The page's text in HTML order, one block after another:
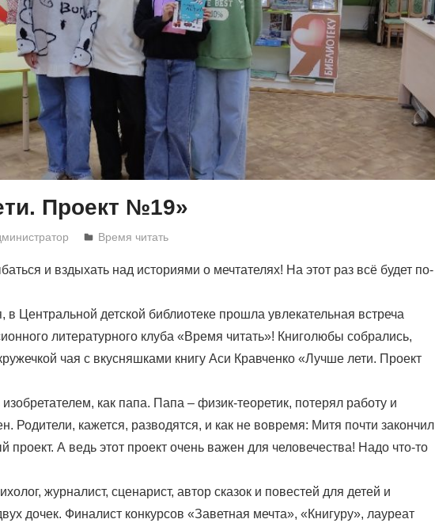
Проект №19»
Время читать
и вздыхать над историями о мечтателях! На этот раз всё будет по-
в Центральной детской библиотеке прошла увлекательная встреча
литературного клуба «Время читать»! Книголюбы собрались,
чая с вкусняшками книгу Аси Кравченко «Лучше лети. Проект
изобретателем, как папа. Папа – физик-теоретик, потерял работу и
Родители, кажется, разводятся, и как не вовремя: Митя почти закончил
проект. А ведь этот проект очень важен для человечества! Надо что-то
журналист, сценарист, автор сказок и повестей для детей и
дочек. Финалист конкурсов «Заветная мечта», «Книгуру», лауреат